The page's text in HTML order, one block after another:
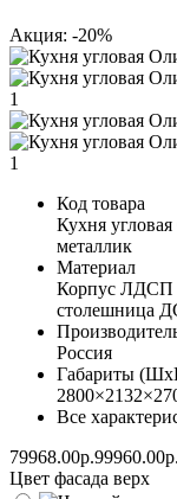
Акция: -20%
Код товара
Кухня
металлик
Материал
Корпус
столешница
Россия
Габариты
Все
79968.00р.99960.00р.
Цвет фасада верх